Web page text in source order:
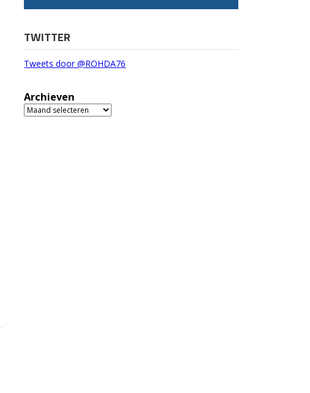
TWITTER
Tweets door @ROHDA76
Archieven
Archieven